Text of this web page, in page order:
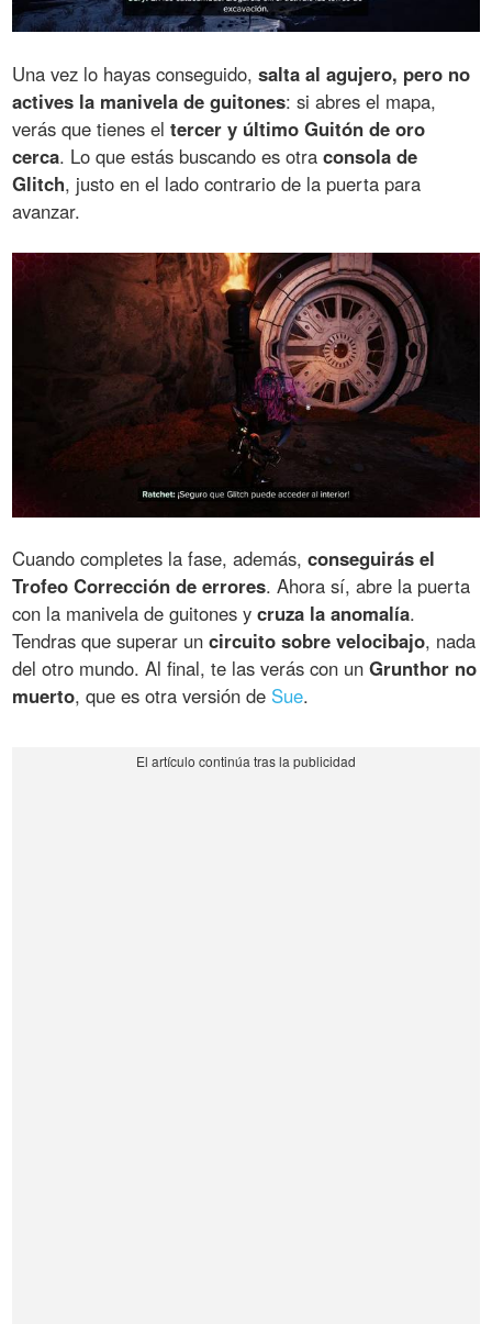
Una vez lo hayas conseguido,salta al agujero, pero no
actives la manivela de guitones: si abres el mapa,
verás que tienes eltercer y último Guitón de oro
cerca. Lo que estás buscando es otraconsola de
Glitch, justo en el lado contrario de la puerta para
avanzar.
Cuando completes la fase, además,conseguirás el
Trofeo Corrección de errores. Ahora sí, abre la puerta
con la manivela de guitones ycruza la anomalía.
Tendras que superar uncircuito sobre velocibajo, nada
del otro mundo. Al final, te las verás con unGrunthor no
muerto, que es otra versión de Sue.